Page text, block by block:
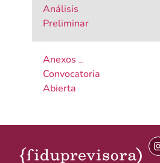
Análisis
Preliminar
Anexos _
Convocatoria
Abierta